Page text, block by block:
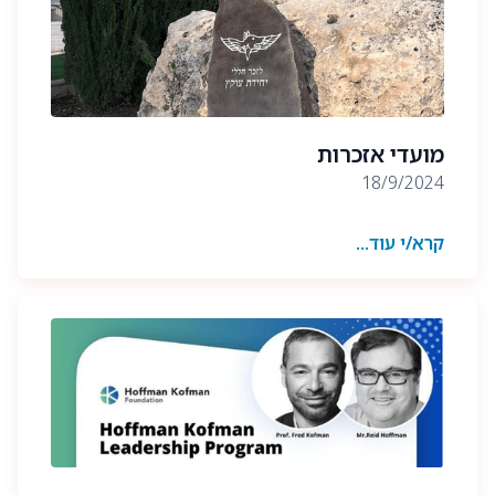
מועדי אזכרות
18/9/2024
מועדי האזכרות הקרובות של בוגרי היחידה הם:
סער מרגוליס הי״ד- 25.09.2024, בקיבוץ כיסופים.
נתניה
הילי סולומון הי״ד- המשפחה עושה באופן מצומצם.
קרא/י עוד...